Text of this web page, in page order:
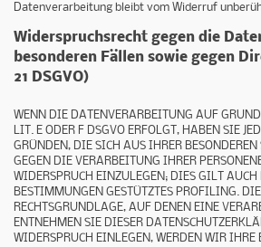
Datenverarbeitung bleibt vom Widerruf
Widerspruchsrecht gegen die
besonderen Fällen sowie gegen
21 DSGVO)
WENN DIE DATENVERARBEITUNG AUF
LIT. E ODER F DSGVO ERFOLGT, HABEN SIE
GRÜNDEN, DIE SICH AUS IHRER
GEGEN DIE VERARBEITUNG IHRER
WIDERSPRUCH EINZULEGEN; DIES GILT
BESTIMMUNGEN GESTÜTZTES PROFILING.
RECHTSGRUNDLAGE, AUF DENEN EINE
ENTNEHMEN SIE DIESER
WIDERSPRUCH EINLEGEN, WERDEN WIR IHRE